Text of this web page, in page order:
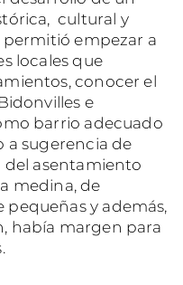
cultural y
permitió empezar a
locales que
conocer el
e
barrio adecuado
a sugerencia de
del asentamiento
medina, de
y además,
había margen para